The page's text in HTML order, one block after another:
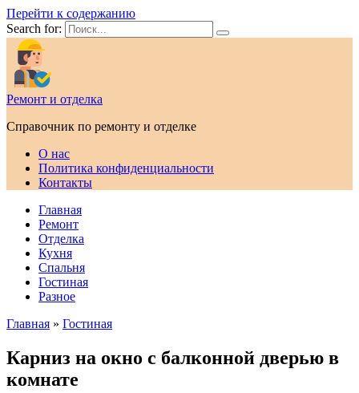
Перейти к содержанию
Search for:
Ремонт и отделка
Справочник по ремонту и отделке
О нас
Политика конфиденциальности
Контакты
Главная
Ремонт
Отделка
Кухня
Спальня
Гостиная
Разное
Главная » Гостиная
Карниз на окно с балконной дверью в
комнате